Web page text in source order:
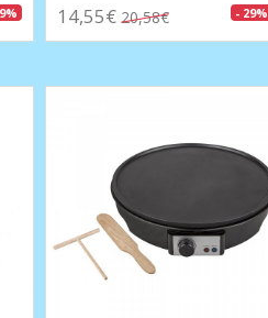
14,55€ 20,58€ - 29%